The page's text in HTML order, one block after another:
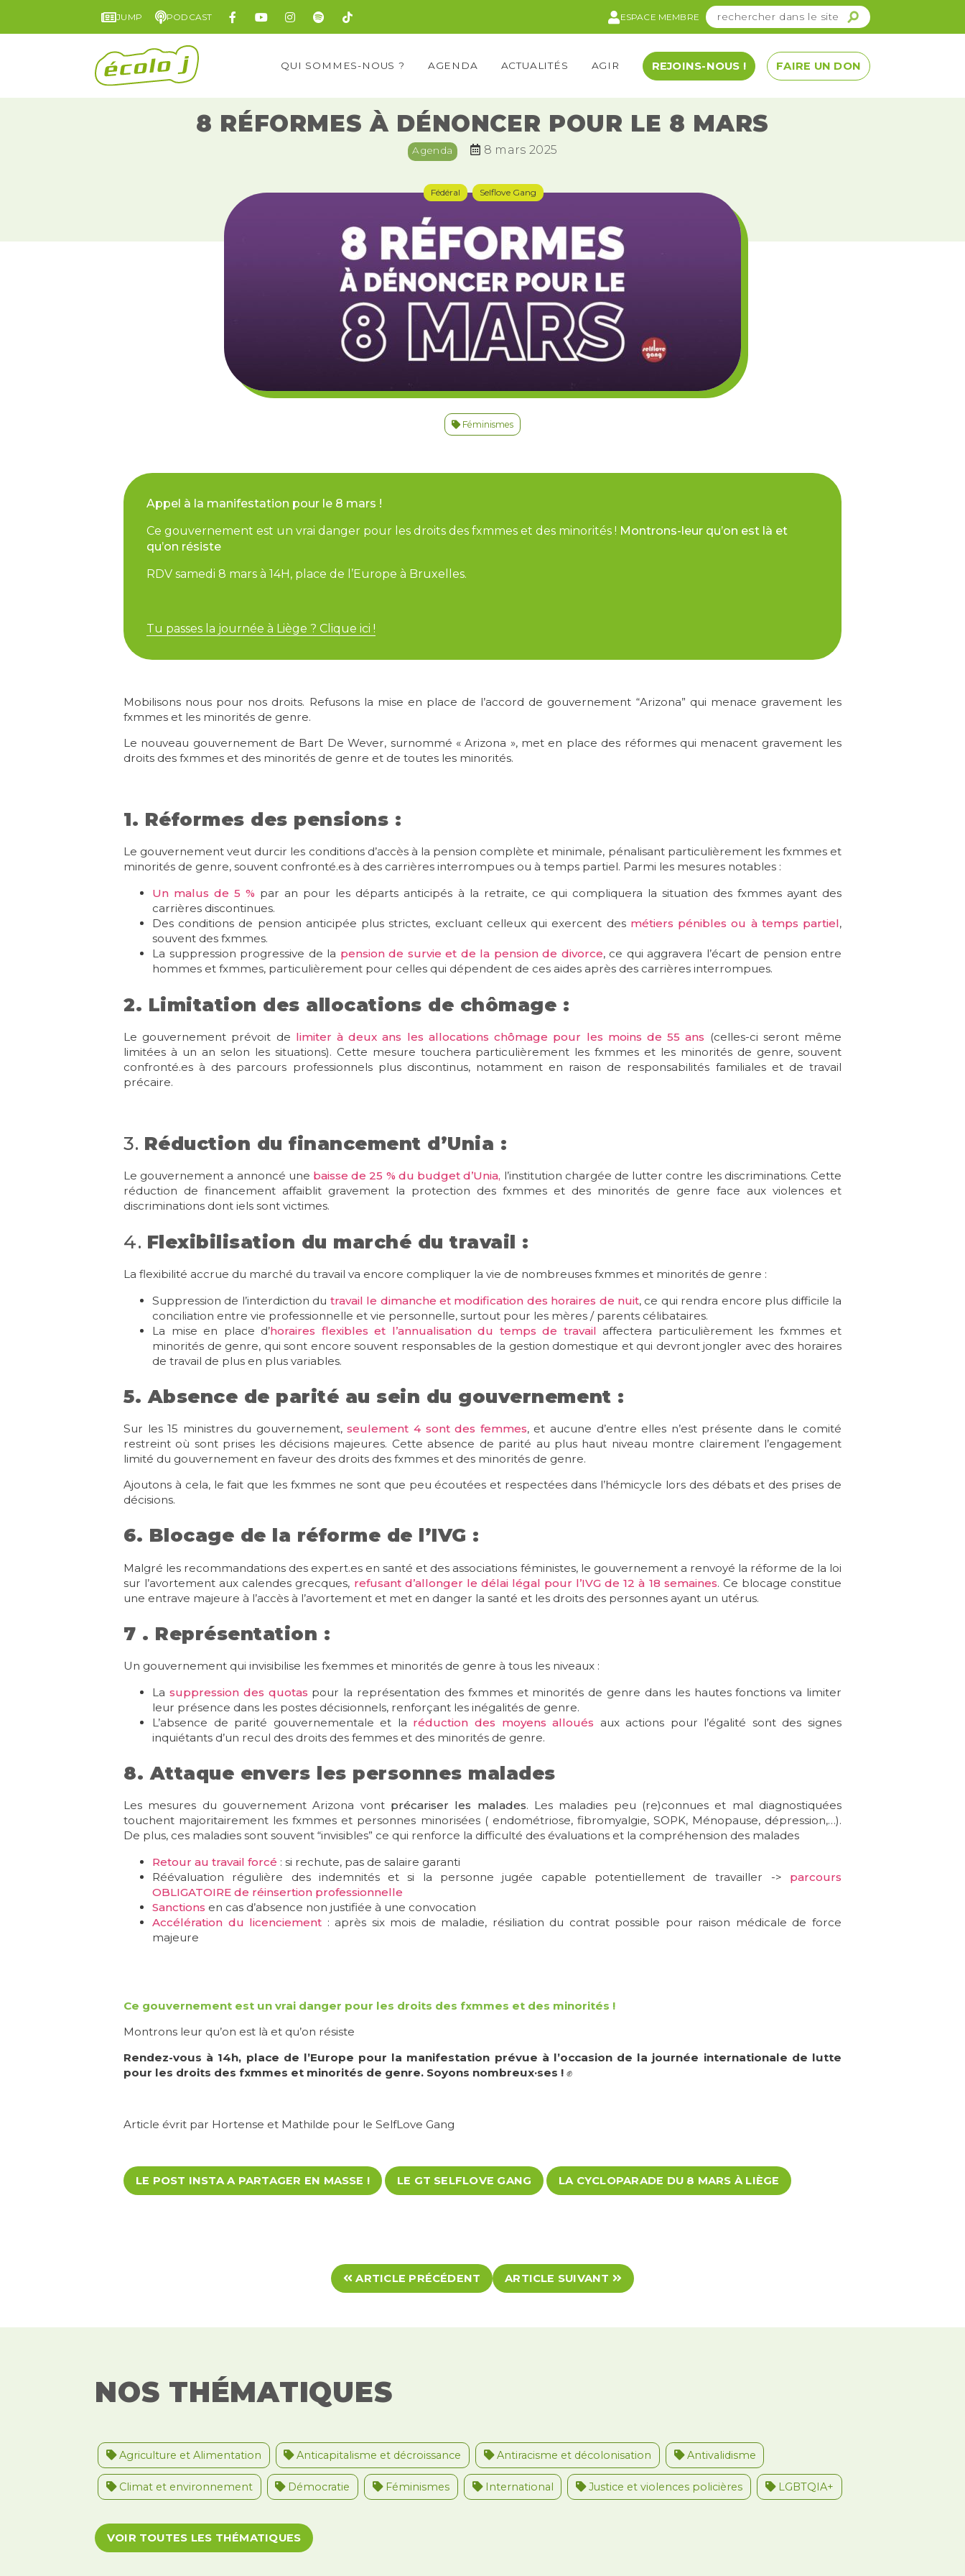
JUMP PODCAST ESPACE MEMBRE
QUI SOMMES-NOUS ? AGENDA ACTUALITÉS AGIR REJOINS-NOUS ! FAIRE UN DON
8 RÉFORMES À DÉNONCER POUR LE 8 MARS
Agenda 8 mars 2025
Fédéral Selflove Gang
Féminismes
Appel à la manifestation pour le 8 mars !
Ce gouvernement est un vrai danger pour les droits des fxmmes et des minorités ! Montrons-leur qu’on est là et
qu’on résiste
RDV samedi 8 mars à 14H, place de l’Europe à Bruxelles.
Tu passes la journée à Liège ? Clique ici !
Mobilisons nous pour nos droits. Refusons la mise en place de l’accord de gouvernement “Arizona” qui menace gravement les
fxmmes et les minorités de genre.
Le nouveau gouvernement de Bart De Wever, surnommé « Arizona », met en place des réformes qui menacent gravement les
droits des fxmmes et des minorités de genre et de toutes les minorités.
1. Réformes des pensions :
Le gouvernement veut durcir les conditions d’accès à la pension complète et minimale, pénalisant particulièrement les fxmmes et
minorités de genre, souvent confronté.es à des carrières interrompues ou à temps partiel. Parmi les mesures notables :
Un malus de 5 % par an pour les départs anticipés à la retraite, ce qui compliquera la situation des fxmmes ayant des
carrières discontinues.
Des conditions de pension anticipée plus strictes, excluant celleux qui exercent des métiers pénibles ou à temps partiel,
souvent des fxmmes.
La suppression progressive de la pension de survie et de la pension de divorce, ce qui aggravera l’écart de pension entre
hommes et fxmmes, particulièrement pour celles qui dépendent de ces aides après des carrières interrompues.
2. Limitation des allocations de chômage :
Le gouvernement prévoit de limiter à deux ans les allocations chômage pour les moins de 55 ans (celles-ci seront même
limitées à un an selon les situations). Cette mesure touchera particulièrement les fxmmes et les minorités de genre, souvent
confronté.es à des parcours professionnels plus discontinus, notamment en raison de responsabilités familiales et de travail
précaire.
3. Réduction du financement d’Unia :
Le gouvernement a annoncé une baisse de 25 % du budget d’Unia, l’institution chargée de lutter contre les discriminations. Cette
réduction de financement affaiblit gravement la protection des fxmmes et des minorités de genre face aux violences et
discriminations dont iels sont victimes.
4. Flexibilisation du marché du travail :
La flexibilité accrue du marché du travail va encore compliquer la vie de nombreuses fxmmes et minorités de genre :
Suppression de l’interdiction du travail le dimanche et modification des horaires de nuit, ce qui rendra encore plus difficile la
conciliation entre vie professionnelle et vie personnelle, surtout pour les mères / parents célibataires.
La mise en place d’horaires flexibles et l’annualisation du temps de travail affectera particulièrement les fxmmes et
minorités de genre, qui sont encore souvent responsables de la gestion domestique et qui devront jongler avec des horaires
de travail de plus en plus variables.
5. Absence de parité au sein du gouvernement :
Sur les 15 ministres du gouvernement,seulement 4 sont des femmes, et aucune d’entre elles n’est présente dans le comité
restreint où sont prises les décisions majeures. Cette absence de parité au plus haut niveau montre clairement l’engagement
limité du gouvernement en faveur des droits des fxmmes et des minorités de genre.
Ajoutons à cela, le fait que les fxmmes ne sont que peu écoutées et respectées dans l’hémicycle lors des débats et des prises de
décisions.
6. Blocage de la réforme de l’IVG :
Malgré les recommandations des expert.es en santé et des associations féministes, le gouvernement a renvoyé la réforme de la loi
sur l’avortement aux calendes grecques, refusant d’allonger le délai légal pour l’IVG de 12 à 18 semaines. Ce blocage constitue
une entrave majeure à l’accès à l’avortement et met en danger la santé et les droits des personnes ayant un utérus.
7 . Représentation :
Un gouvernement qui invisibilise les fxemmes et minorités de genre à tous les niveaux :
La suppression des quotas pour la représentation des fxmmes et minorités de genre dans les hautes fonctions va limiter
leur présence dans les postes décisionnels, renforçant les inégalités de genre.
L’absence de parité gouvernementale et la réduction des moyens alloués aux actions pour l’égalité sont des signes
inquiétants d’un recul des droits des femmes et des minorités de genre.
8. Attaque envers les personnes malades
Les mesures du gouvernement Arizona vont précariser les malades. Les maladies peu (re)connues et mal diagnostiquées
touchent majoritairement les fxmmes et personnes minorisées ( endométriose, fibromyalgie, SOPK, Ménopause, dépression,…).
De plus, ces maladies sont souvent “invisibles” ce qui renforce la difficulté des évaluations et la compréhension des malades
Retour au travail forcé : si rechute, pas de salaire garanti
Réévaluation régulière des indemnités et si la personne jugée capable potentiellement de travailler -> parcours
OBLIGATOIRE de réinsertion professionnelle
Sanctions en cas d’absence non justifiée à une convocation
Accélération du licenciement : après six mois de maladie, résiliation du contrat possible pour raison médicale de force
majeure
Ce gouvernement est un vrai danger pour les droits des fxmmes et des minorités !
Montrons leur qu’on est là et qu’on résiste
Rendez-vous à 14h, place de l’Europe pour la manifestation prévue à l’occasion de la journée internationale de lutte
pour les droits des fxmmes et minorités de genre. Soyons nombreux·ses ! ✊
Article évrit par Hortense et Mathilde pour le SelfLove Gang
LE POST INSTA A PARTAGER EN MASSE ! LE GT SELFLOVE GANG LA CYCLOPARADE DU 8 MARS À LIÈGE
ARTICLE PRÉCÉDENT ARTICLE SUIVANT
NOS THÉMATIQUES
Agriculture et Alimentation Anticapitalisme et décroissance Antiracisme et décolonisation Antivalidisme
Climat et environnement Démocratie Féminismes International Justice et violences policières LGBTQIA+
VOIR TOUTES LES THÉMATIQUES